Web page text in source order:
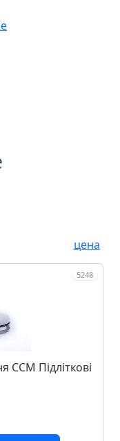
цена
5248
CCM Підліткові